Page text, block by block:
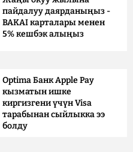
пайдалуу даярданыңыз -
BAKAI карталары менен
5% кешбэк алыңыз
Optima Банк Apple Pay
кызматын ишке
киргизгени үчүн Visa
тарабынан сыйлыкка ээ
болду